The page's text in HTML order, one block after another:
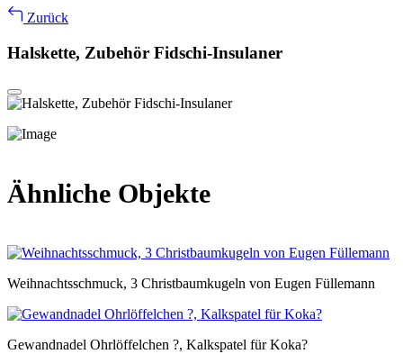
Zurück
Halskette, Zubehör Fidschi-Insulaner
Ähnliche Objekte
Weihnachtsschmuck, 3 Christbaumkugeln von Eugen Füllemann
Gewandnadel Ohrlöffelchen ?, Kalkspatel für Koka?